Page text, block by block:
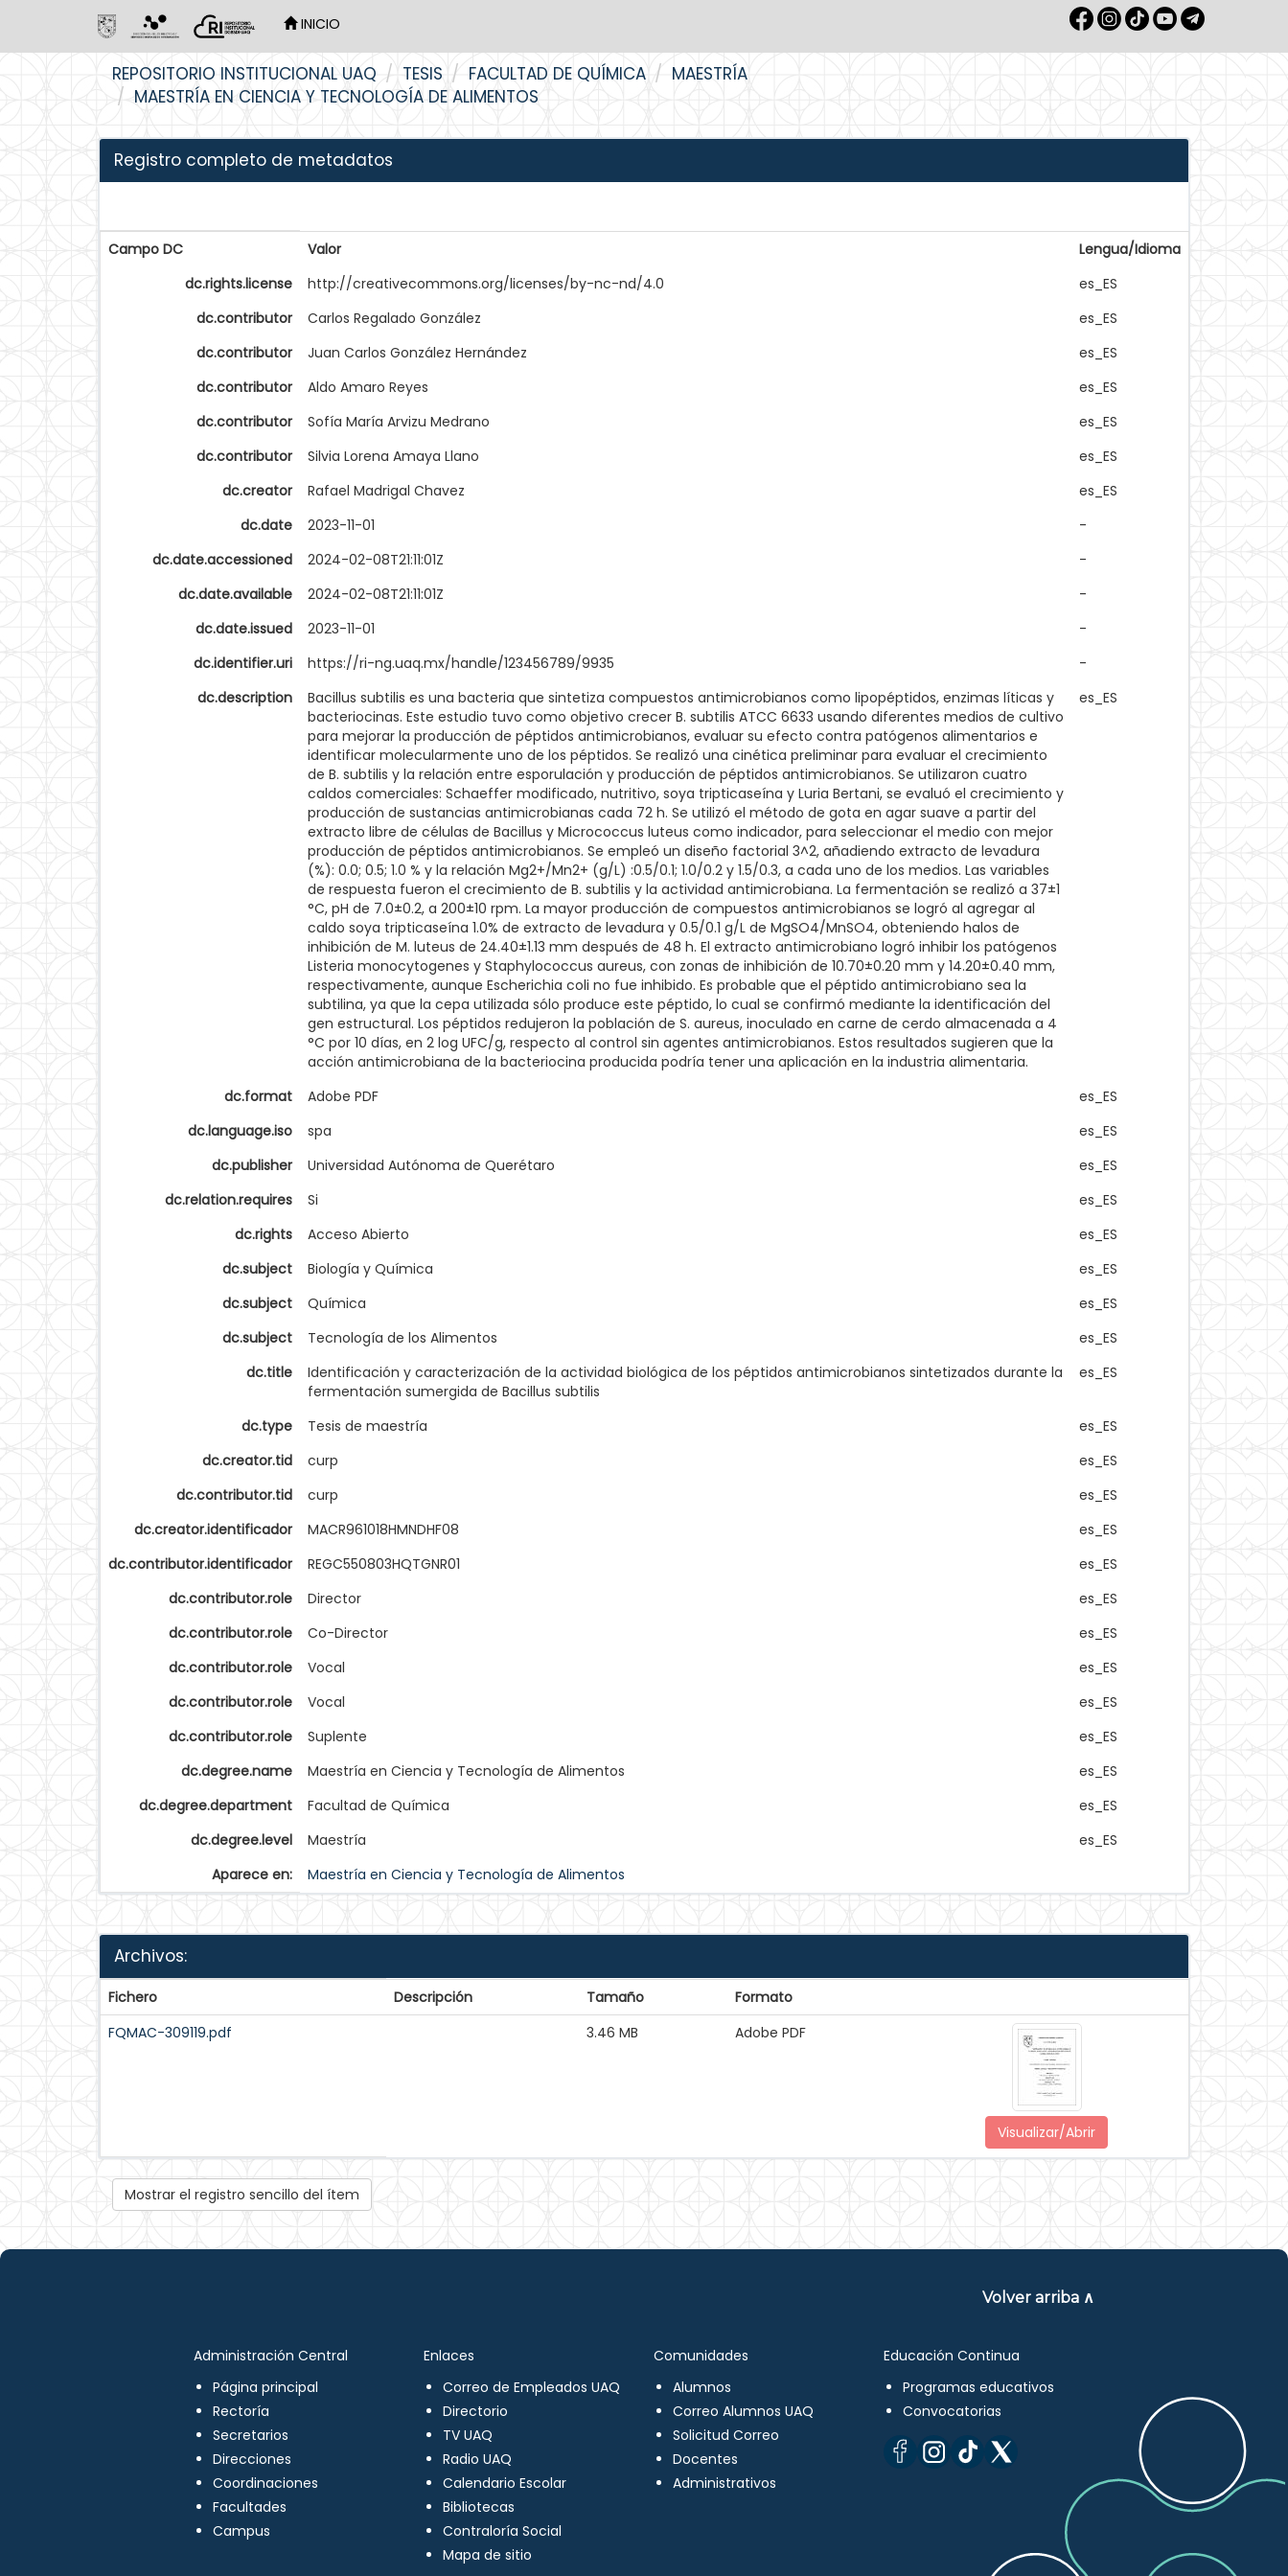
INICIO
REPOSITORIO INSTITUCIONAL UAQ TESIS FACULTAD DE QUÍMICA
MAESTRÍA
MAESTRÍA EN CIENCIA Y TECNOLOGÍA DE ALIMENTOS
Registro completo de metadatos
Campo DC Valor
Lengua/Idioma
dc.rights.license
http://creativecommons.org/licenses/by-nc-nd/4.0
es_ES
dc.contributor
Carlos Regalado González
es_ES
dc.contributor
Juan Carlos González Hernández
es_ES
dc.contributor
Aldo Amaro Reyes
es_ES
dc.contributor
Sofía María Arvizu Medrano
es_ES
dc.contributor
Silvia Lorena Amaya Llano
es_ES
dc.creator
Rafael Madrigal Chavez
es_ES
dc.date
2023-11-01
-
dc.date.accessioned
2024-02-08T21:11:01Z
-
dc.date.available
2024-02-08T21:11:01Z
-
dc.date.issued
2023-11-01
-
dc.identifier.uri
https://ri-ng.uaq.mx/handle/123456789/9935
-
dc.description
Bacillus subtilis es una bacteria que sintetiza compuestos antimicrobianos como lipopéptidos, enzimas líticas y
bacteriocinas. Este estudio tuvo como objetivo crecer B. subtilis ATCC 6633 usando diferentes medios de cultivo
para mejorar la producción de péptidos antimicrobianos, evaluar su efecto contra patógenos alimentarios e
identificar molecularmente uno de los péptidos. Se realizó una cinética preliminar para evaluar el crecimiento
de B. subtilis y la relación entre esporulación y producción de péptidos antimicrobianos. Se utilizaron cuatro
caldos comerciales: Schaeffer modificado, nutritivo, soya tripticaseína y Luria Bertani, se evaluó el crecimiento y
producción de sustancias antimicrobianas cada 72 h. Se utilizó el método de gota en agar suave a partir del
extracto libre de células de Bacillus y Micrococcus luteus como indicador, para seleccionar el medio con mejor
producción de péptidos antimicrobianos. Se empleó un diseño factorial 3^2, añadiendo extracto de levadura
(%): 0.0; 0.5; 1.0 % y la relación Mg2+/Mn2+ (g/L) :0.5/0.1; 1.0/0.2 y 1.5/0.3, a cada uno de los medios. Las variables
de respuesta fueron el crecimiento de B. subtilis y la actividad antimicrobiana. La fermentación se realizó a 37±1
°C, pH de 7.0±0.2, a 200±10 rpm. La mayor producción de compuestos antimicrobianos se logró al agregar al
caldo soya tripticaseína 1.0% de extracto de levadura y 0.5/0.1 g/L de MgSO4/MnSO4, obteniendo halos de
inhibición de M. luteus de 24.40±1.13 mm después de 48 h. El extracto antimicrobiano logró inhibir los patógenos
Listeria monocytogenes y Staphylococcus aureus, con zonas de inhibición de 10.70±0.20 mm y 14.20±0.40 mm,
respectivamente, aunque Escherichia coli no fue inhibido. Es probable que el péptido antimicrobiano sea la
subtilina, ya que la cepa utilizada sólo produce este péptido, lo cual se confirmó mediante la identificación del
gen estructural. Los péptidos redujeron la población de S. aureus, inoculado en carne de cerdo almacenada a 4
°C por 10 días, en 2 log UFC/g, respecto al control sin agentes antimicrobianos. Estos resultados sugieren que la
acción antimicrobiana de la bacteriocina producida podría tener una aplicación en la industria alimentaria.
es_ES
dc.format Adobe PDF
es_ES
dc.language.iso
spa
es_ES
dc.publisher
Universidad Autónoma de Querétaro
es_ES
dc.relation.requires
Si
es_ES
dc.rights
Acceso Abierto
es_ES
dc.subject
Biología y Química
es_ES
dc.subject
Química
es_ES
dc.subject
Tecnología de los Alimentos
es_ES
dc.title
Identificación y caracterización de la actividad biológica de los péptidos antimicrobianos sintetizados durante la
fermentación sumergida de Bacillus subtilis
es_ES
dc.type Tesis de maestría
es_ES
dc.creator.tid
curp
es_ES
dc.contributor.tid
curp
es_ES
dc.creator.identificador
MACR961018HMNDHF08
es_ES
dc.contributor.identificador
REGC550803HQTGNR01
es_ES
dc.contributor.role
Director
es_ES
dc.contributor.role
Co-Director
es_ES
dc.contributor.role
Vocal
es_ES
dc.contributor.role
Vocal
es_ES
dc.contributor.role
Suplente
es_ES
dc.degree.name
Maestría en Ciencia y Tecnología de Alimentos
es_ES
dc.degree.department
Facultad de Química
es_ES
dc.degree.level
Maestría
es_ES
Aparece en:
Maestría en Ciencia y Tecnología de Alimentos
Archivos:
Fichero Descripción Tamaño
Formato
FQMAC-309119.pdf
3.46 MB Adobe PDF
Visualizar/Abrir
Mostrar el registro sencillo del ítem
Volver arriba ∧
Administración Central
Página principal
Rectoría
Secretarios
Direcciones
Coordinaciones
Facultades
Campus
Enlaces
Correo de Empleados UAQ
Directorio
TV UAQ
Radio UAQ
Calendario Escolar
Bibliotecas
Contraloría Social
Mapa de sitio
Comunidades
Alumnos
Correo Alumnos UAQ
Solicitud Correo
Docentes
Administrativos
Educación Continua
Programas educativos
Convocatorias